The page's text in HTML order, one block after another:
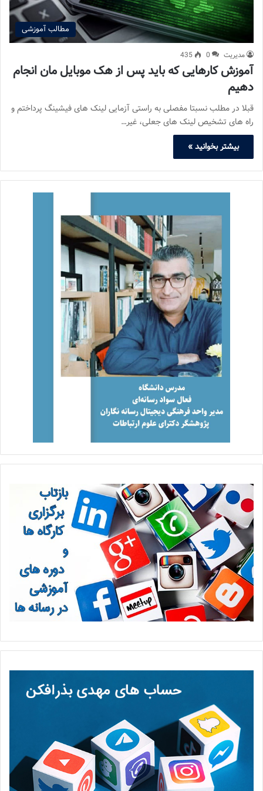
مطالب آموزشی
مدیریت 0
435
آموزش کارهایی که باید پس از هک موبایل مان انجام
دهیم
قبلا در مطلب نسبتا مفصلی به راستی آزمایی لینک های فیشینگ پرداختم و
راه های تشخیص لینک های جعلی، غیر…
بیشتر بخوانید »